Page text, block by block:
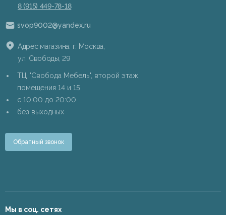
8 (915) 449-78-18
svop9002@yandex.ru
Адрес магазина: г. Москва,
ул. Свободы, 29
ТЦ "Свобода Мебель", второй этаж,
помещения 14 и 15
c 10:00 до 20:00
без выходных
Обратный звонок
Мы в соц. сетях